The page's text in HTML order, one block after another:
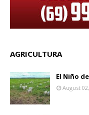
AGRICULTURA
El Niño
August